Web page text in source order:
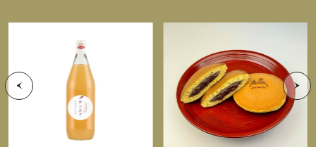
有明の月３個
20.0×14.5×3.1cm